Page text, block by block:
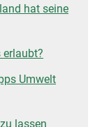
hat seine
erlaubt?
Umwelt
lassen